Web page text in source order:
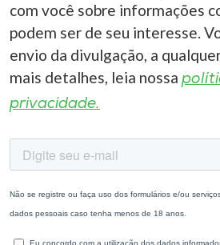
com você sobre informações
podem ser de seu interesse.
envio da divulgação, a
mais detalhes, leia nossa
privacidade.